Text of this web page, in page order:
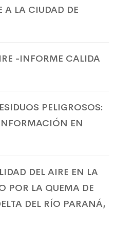
A LA CIUDAD DE
-INFORME CALIDA
PELIGROSOS:
EN
DEL AIRE EN LA
POR LA QUEMA DE
DEL RÍO PARANÁ,